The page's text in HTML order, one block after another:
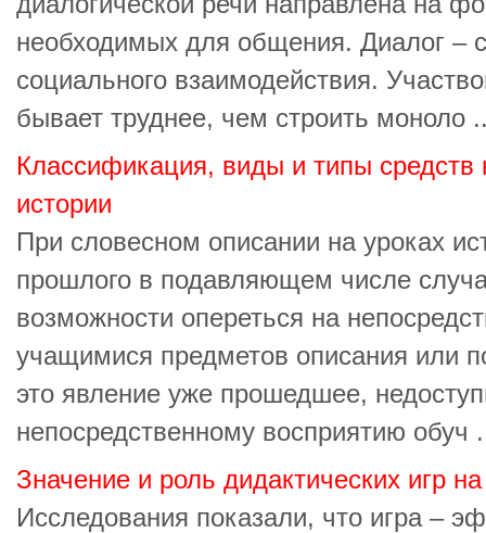
необходимых для общения. Диалог –
социального взаимодействия.
бывает труднее, чем строить моноло
Классификация, виды и типы средств
истории
При словесном описании на уроках
прошлого в подавляющем числе
возможности опереться на
учащимися предметов описания или
это явление уже прошедшее,
непосредственному восприятию обуч
Значение и роль дидактических игр
Исследования показали, что игра –